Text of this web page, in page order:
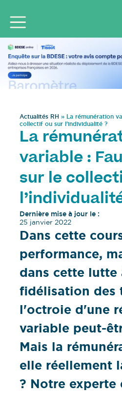
Actualités RH » La rémunération
collectif ou sur l’individualité ?
La
variable :
sur le
Dernière mise à jour le :
25 janvier 2022
Dans cette
performance,
dans cette lutte
fidélisation des
l'octroie d'une
variable peut-
Mais la
elle réellement
? Notre